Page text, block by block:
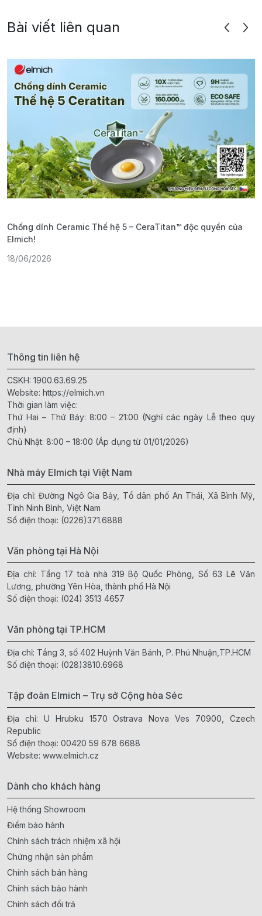
Bài viết liên quan
Chống dính Ceramic Thế hệ 5 – CeraTitan™ độc quyền của
Elmich!
18/06/2026
Thông tin liên hệ
CSKH: 1900.63.69.25
Website: https://elmich.vn
Thời gian làm việc:
Thứ Hai – Thứ Bảy: 8:00 – 21:00 (Nghỉ các ngày Lễ theo quy
định)
Chủ Nhật: 8:00 – 18:00 (Áp dụng từ 01/01/2026)
Nhà máy Elmich tại Việt Nam
Địa chỉ: Đường Ngô Gia Bảy, Tổ dân phố An Thái, Xã Bình Mỹ,
Tỉnh Ninh Bình, Việt Nam
Số điện thoại: (0226)371.6888
Văn phòng tại Hà Nội
Địa chỉ: Tầng 17 toà nhà 319 Bộ Quốc Phòng, Số 63 Lê Văn
Lương, phường Yên Hòa, thành phố Hà Nội
Số điện thoại: (024) 3513 4657
Văn phòng tại TP.HCM
Địa chỉ: Tầng 3, số 402 Huỳnh Văn Bánh, P. Phú Nhuận,TP.HCM
Số điện thoại: (028)3810.6968
Tập đoàn Elmich – Trụ sở Cộng hòa Séc
Địa chỉ: U Hrubku 1570 Ostrava Nova Ves 70900, Czech
Republic
Số điện thoại: 00420 59 678 6688
Website: www.elmich.cz
Dành cho khách hàng
Hệ thống Showroom
Điểm bảo hành
Chính sách trách nhiệm xã hội
Chứng nhận sản phẩm
Chính sách bán hàng
Chính sách bảo hành
Chính sách đổi trả